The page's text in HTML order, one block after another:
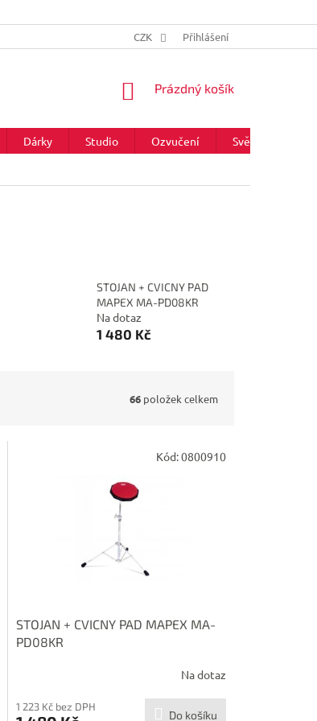
CZK Přihlášení
NÁKUPNÍ
Prázdný košík
Dárky Studio Ozvučení Světla
STOJAN + CVICNY PAD
MAPEX MA-PD08KR
Na dotaz
1 480 Kč
66 položek celkem
STOJAN + CVICNY PAD MAPEX MA-
PD08KR
Na dotaz
1 223 Kč bez DPH
Do košíku
Kód:0800910